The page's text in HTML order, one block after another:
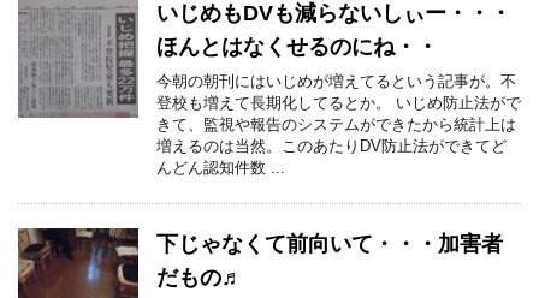
いじめもDVも減らないしぃー・・・
ほんとはなくせるのにね・・
今朝の朝刊にはいじめが増えてるという記事が。不
登校も増えて長期化してるとか。 いじめ防止法がで
きて、監視や報告のシステムができたから統計上は
増えるのは当然。このあたりDV防止法ができてど
んどん認知件数 ...
下じゃなくて前向いて・・・加害者
だもの♬